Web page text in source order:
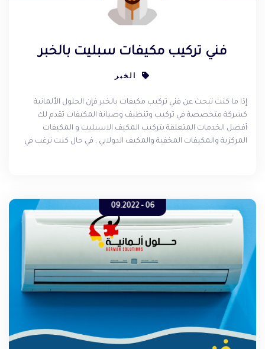
فني تركيب مكيفات سبليت بالخبر
الخبر
إذا ما كنت تبحث عن فني تركيب مكيفات بالخبر فإن الحلول الألمانية
كشركة متخصصة في تركيب وتنظيف وصيانة المكيفات تقدم لك
أفضل الخدمات المتعلقة بتركيب المكيف الاسبليت و المكيفات
المركزية والمكيفات المخفية والمكيف الدولابي , في حال كنت ترغب في
06 - 09.2022